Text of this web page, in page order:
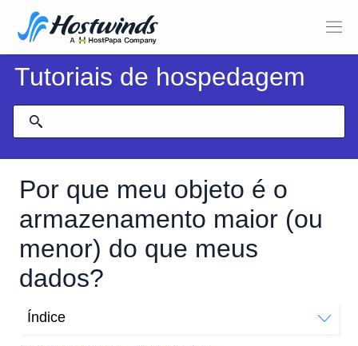
Tutoriais de hospedagem
Por que meu objeto é o
armazenamento maior (ou
menor) do que meus
dados?
Índice